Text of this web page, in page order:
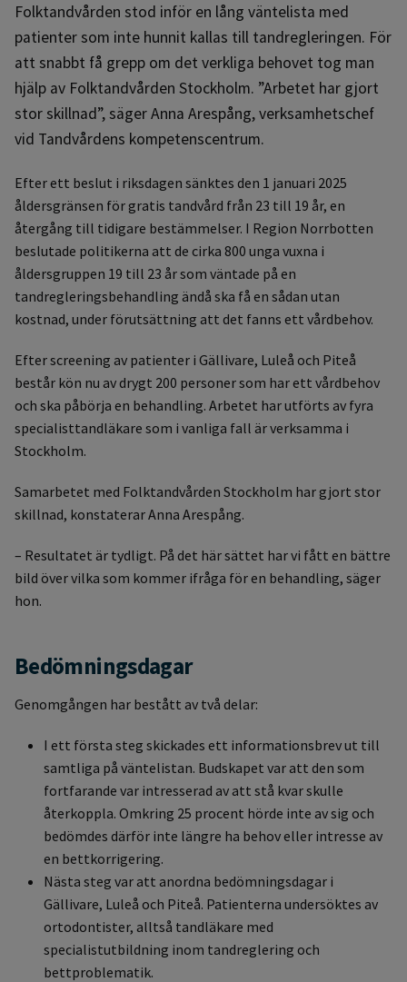
Folktandvården stod inför en lång väntelista med
patienter som inte hunnit kallas till tandregleringen. För
att snabbt få grepp om det verkliga behovet tog man
hjälp av Folktandvården Stockholm. ”Arbetet har gjort
stor skillnad”, säger Anna Arespång, verksamhetschef
vid Tandvårdens kompetenscentrum.
Efter ett beslut i riksdagen sänktes den 1 januari 2025
åldersgränsen för gratis tandvård från 23 till 19 år, en
återgång till tidigare bestämmelser. I Region Norrbotten
beslutade politikerna att de cirka 800 unga vuxna i
åldersgruppen 19 till 23 år som väntade på en
tandregleringsbehandling ändå ska få en sådan utan
kostnad, under förutsättning att det fanns ett vårdbehov.
Efter screening av patienter i Gällivare, Luleå och Piteå
består kön nu av drygt 200 personer som har ett vårdbehov
och ska påbörja en behandling. Arbetet har utförts av fyra
specialisttandläkare som i vanliga fall är verksamma i
Stockholm.
Samarbetet med Folktandvården Stockholm har gjort stor
skillnad, konstaterar Anna Arespång.
– Resultatet är tydligt. På det här sättet har vi fått en bättre
bild över vilka som kommer ifråga för en behandling, säger
hon.
Bedömningsdagar
Genomgången har bestått av två delar:
I ett första steg skickades ett informationsbrev ut till
samtliga på väntelistan. Budskapet var att den som
fortfarande var intresserad av att stå kvar skulle
återkoppla. Omkring 25 procent hörde inte av sig och
bedömdes därför inte längre ha behov eller intresse av
en bettkorrigering.
Nästa steg var att anordna bedömningsdagar i
Gällivare, Luleå och Piteå. Patienterna undersöktes av
ortodontister, alltså tandläkare med
specialistutbildning inom tandreglering och
bettproblematik.